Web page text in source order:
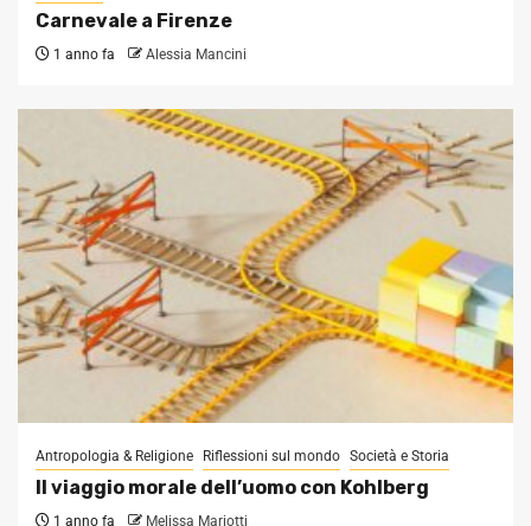
Carnevale a Firenze
1 anno fa Alessia Mancini
Antropologia & Religione Riflessioni sul mondo Società e Storia
Il viaggio morale dell’uomo con Kohlberg
1 anno fa Melissa Mariotti